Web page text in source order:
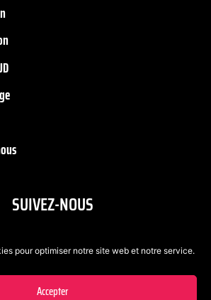
pour optimiser notre site web et notre service.
Accepter
SUIVEZ-NOUS